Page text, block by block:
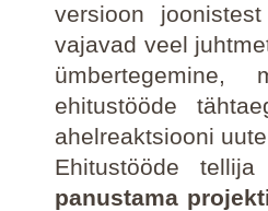
versioon
vajavad veel
ehitustööde
ahelreaktsiooni
Ehitustööde
panustama